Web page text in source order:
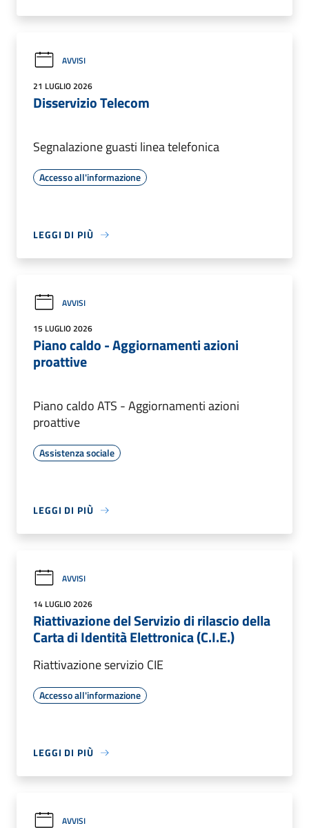
AVVISI
21 LUGLIO 2026
Disservizio Telecom
Segnalazione guasti linea telefonica
Accesso all'informazione
LEGGI DI PIÙ
AVVISI
15 LUGLIO 2026
Piano caldo - Aggiornamenti azioni
proattive
Piano caldo ATS - Aggiornamenti azioni
proattive
Assistenza sociale
LEGGI DI PIÙ
AVVISI
14 LUGLIO 2026
Riattivazione del Servizio di rilascio della
Carta di Identità Elettronica (C.I.E.)
Riattivazione servizio CIE
Accesso all'informazione
LEGGI DI PIÙ
AVVISI